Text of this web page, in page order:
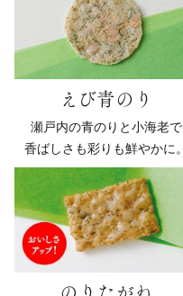
えび青のり
瀬戸内の青のりと小海老で
香ばしさも彩りも鮮やかに。